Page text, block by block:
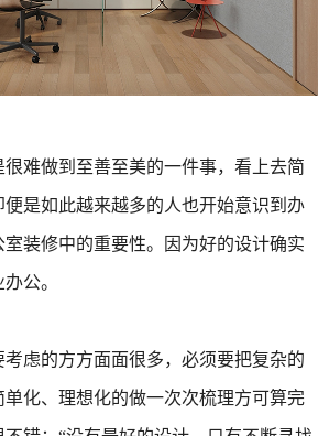
难做到至善至美的一件事，看上去简
是如此越来越多的人也开始意识到办
装修中的重要性。因为好的设计确实
公。
虑的方方面面很多，必须要把复杂的
化、理想化的做一次次梳理方可算完